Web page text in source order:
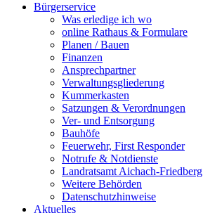
Bürgerservice
Was erledige ich wo
online Rathaus & Formulare
Planen / Bauen
Finanzen
Ansprechpartner
Verwaltungsgliederung
Kummerkasten
Satzungen & Verordnungen
Ver- und Entsorgung
Bauhöfe
Feuerwehr, First Responder
Notrufe & Notdienste
Landratsamt Aichach-Friedberg
Weitere Behörden
Datenschutzhinweise
Aktuelles